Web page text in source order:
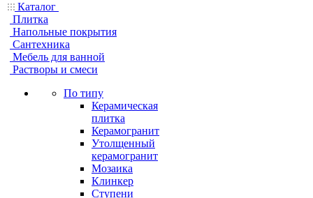
Каталог
Плитка
Напольные покрытия
Сантехника
Мебель для ванной
Растворы и смеси
По типу
Керамическая
плитка
Керамогранит
Утолщенный
керамогранит
Мозаика
Клинкер
Ступени